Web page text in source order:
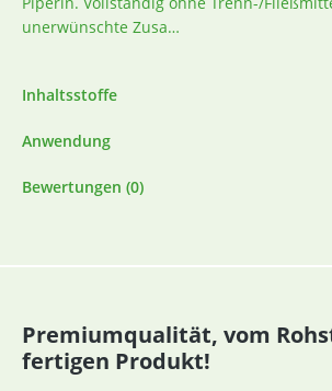
unerwünschte Zusa…
Inhaltsstoffe
Anwendung
Bewertungen (0)
Premiumqualität, vom
fertigen Produkt!